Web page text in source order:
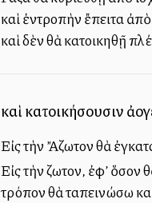
καὶ ἐντροπὴν ἔπειτα
καὶ δὲν θὰ κατοικηθῇ
καὶ κατοικήσουσιν
Εἰς τὴν Ἄζωτον θὰ
Εἰς τὴν Ἀζωτον, ἐφ’
τρόπον θὰ ταπεινώσω